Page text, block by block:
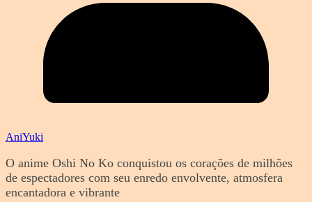
AniYuki
O anime Oshi No Ko conquistou os corações de milhões
de espectadores com seu enredo envolvente, atmosfera
encantadora e vibrante